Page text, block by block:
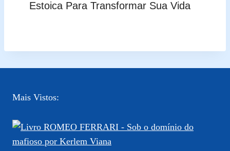
Estoica Para Transformar Sua Vida
Mais Vistos: